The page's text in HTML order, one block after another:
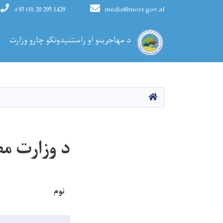
د مهاجرینو او راستنېدونکو چارو وزارت
media@morr.gov.af
+93 (0) 20 295 1429
Main navigation
کورپاڼه
د وزارت
نوم